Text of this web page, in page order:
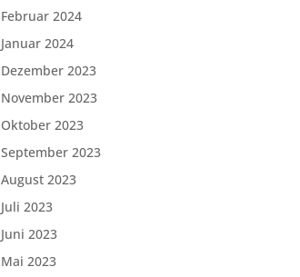
Februar 2024
Januar 2024
Dezember 2023
November 2023
Oktober 2023
September 2023
August 2023
Juli 2023
Juni 2023
Mai 2023